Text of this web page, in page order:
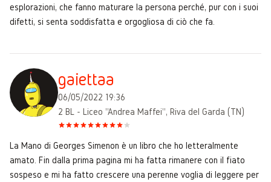
esplorazioni, che fanno maturare la persona perché, pur con i suoi
difetti, si senta soddisfatta e orgogliosa di ciò che fa.
gaiettaa
06/05/2022 19:36
2 BL - Liceo "Andrea Maffei", Riva del Garda (TN)
La Mano di Georges Simenon è un libro che ho letteralmente
amato. Fin dalla prima pagina mi ha fatta rimanere con il fiato
sospeso e mi ha fatto crescere una perenne voglia di leggere per